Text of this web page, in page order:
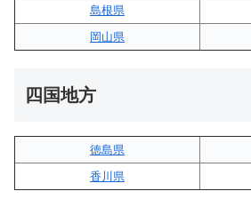
島根県
岡山県
四国地方
徳島県
香川県